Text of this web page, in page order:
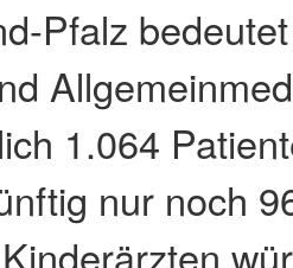
Pfalz
1.064
nur noch